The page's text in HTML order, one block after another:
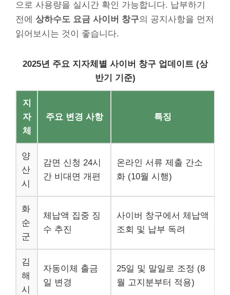
으로 사용량을 실시간 확인 가능합니다. 납부하기
전에 상하수도 요금 사이버 창구의 공지사항을 먼저
읽어보시는 것이 좋습니다.
2025년 주요 지자체별 사이버 창구 업데이트 (상
반기 기준)
지
자
체
주요 변경 사항 특징
양
산
시
감면 신청 24시
간 비대면 개편
온라인 서류 제출 간소
화 (10월 시행)
화
순
군
체납액 집중 징
수 추진
사이버 창구에서 체납액
조회 및 납부 독려
김
해
시
자동이체 출금
일 변경
25일 및 말일로 조정 (8
월 고지분부터 적용)